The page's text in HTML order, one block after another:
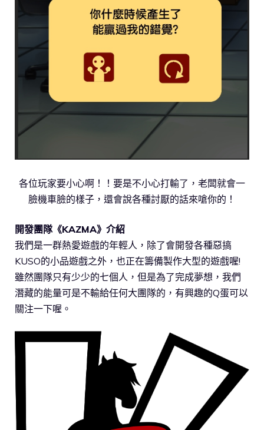
各位玩家要小心啊！！要是不小心打輸了，老闆就會一
臉機車臉的樣子，還會說各種討厭的話來嗆你的！
開發團隊《KAZMA》介紹
我們是一群熱愛遊戲的年輕人，除了會開發各種惡搞
KUSO的小品遊戲之外，也正在籌備製作大型的遊戲喔!
雖然團隊只有少少的七個人，但是為了完成夢想，我們
潛藏的能量可是不輸給任何大團隊的，有興趣的Q蛋可以
關注一下喔。